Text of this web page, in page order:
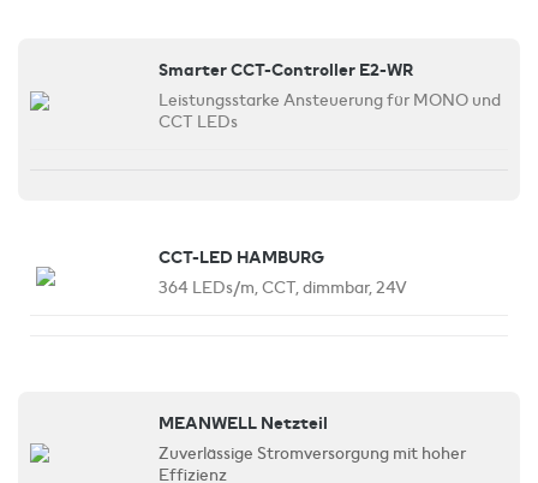
Smarter CCT-Controller E2-WR
Leistungsstarke Ansteuerung für MONO und
CCT LEDs
CCT-LED HAMBURG
364 LEDs/m, CCT, dimmbar, 24V
MEANWELL Netzteil
Zuverlässige Stromversorgung mit hoher
Effizienz